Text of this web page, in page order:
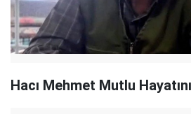
Hacı Mehmet Mutlu